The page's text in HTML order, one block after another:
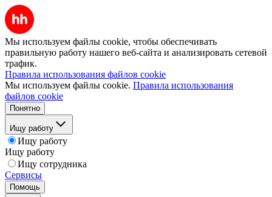
Мы используем файлы cookie, чтобы обеспечивать
правильную работу нашего веб-сайта и анализировать сетевой
трафик.
Правила использования файлов cookie
Мы используем файлы cookie. Правила использования
файлов cookie
Понятно
Ищу работу
Ищу работу
Ищу работу
Ищу сотрудника
Сервисы
Помощь